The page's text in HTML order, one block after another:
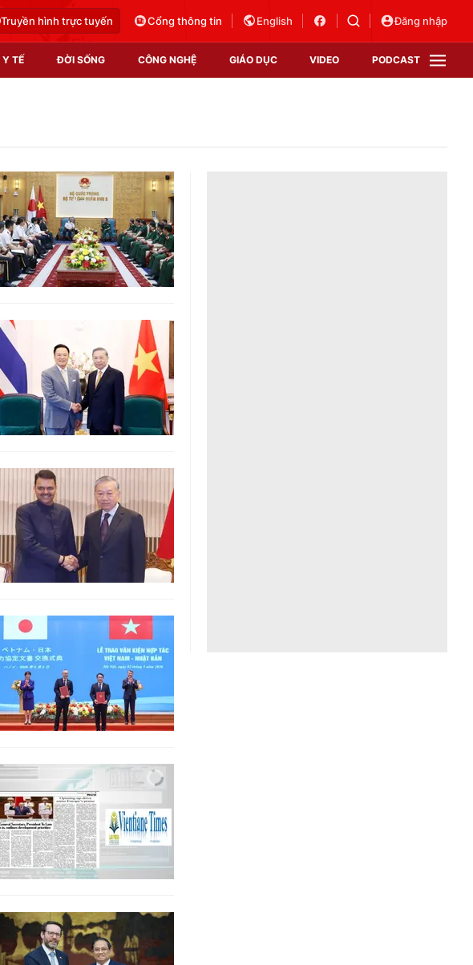
Truyền hình trực tuyến Cổng thông tin English Đăng nhập
Y TẾ ĐỜI SỐNG CÔNG NGHỆ GIÁO DỤC VIDEO PODCAST
Video
Shorts video
Podcast
EMagazine
Infographic
Góc ảnh
Công nghệ
Hitech Công nghệ tương lai
Sản phẩm
Thị trường
Tư vấn
VTV Sức khoẻ